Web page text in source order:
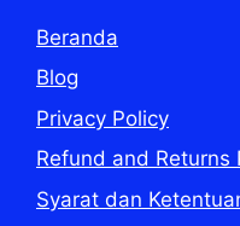
Beranda
Blog
Privacy Policy
Refund and Returns
Syarat dan